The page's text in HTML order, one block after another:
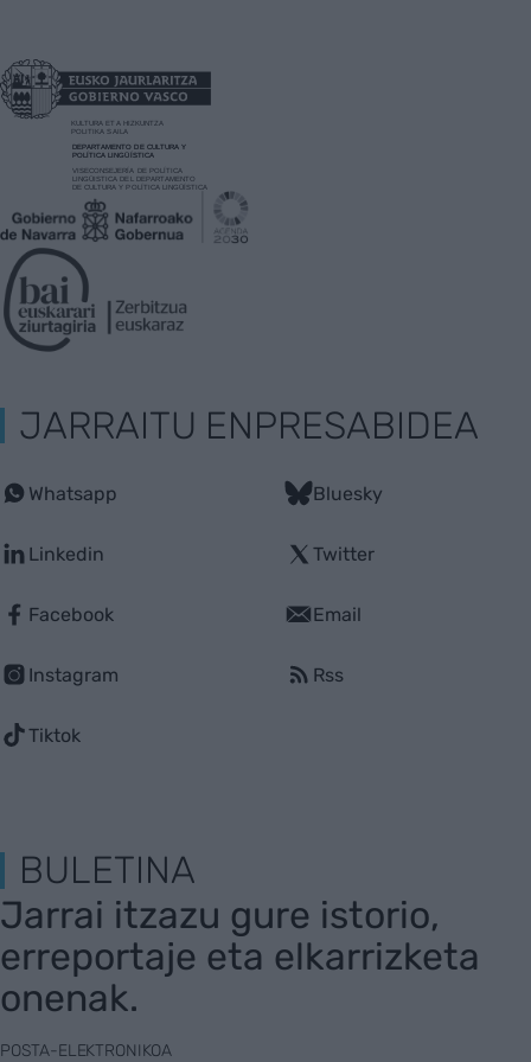
JARRAITU ENPRESABIDEA
Whatsapp
Linkedin
Facebook
Instagram
Tiktok
Bluesky
Twitter
Email
Rss
BULETINA
Jarrai itzazu gure istorio,
erreportaje eta elkarrizketa
onenak.
POSTA-ELEKTRONIKOA